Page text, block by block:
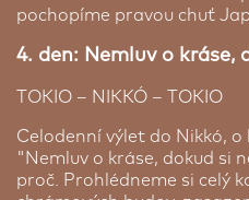
mrakodrapu Mori. V
švédských stolů. Na
vše – od čerstvé
japonská jídla až po teplý
nápomocnou může být
chladnička s balenou
sebou vezmeme zdarma
Zdarma si můžete vzít i
Nejlepší hotely světa: Ritz
Existují mrakodrapy a
na vrcholu nejvyšší
pochopíme pravou chuť
4. den: Nemluv o kráse,
TOKIO – NIKKÓ – TOKIO
Celodenní výlet do Nikkó,
"Nemluv o kráse, dokud si
proč. Prohlédneme si celý